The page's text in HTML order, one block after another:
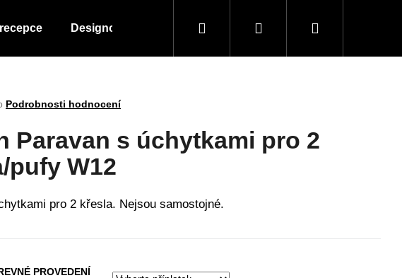
Designové kousky Doplňky a vybavení
Hledat PřihlášeníNákupní
Podrobnosti hodnocení
Paravan s úchytkami pro 2
pufy W12
pro 2 křesla. Nejsou samostojné.
PROVEDENÍ